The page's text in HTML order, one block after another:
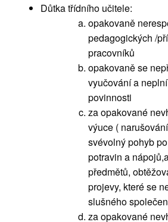
Důtka třídního učitele:
opakovaně
pedagogických /
pracovníků
opakovaně se
vyučování a
povinnosti
za opakované
výuce (
svévolný pohyb
potravin a
předmětů,
projevy, které se
slušného
za opakované